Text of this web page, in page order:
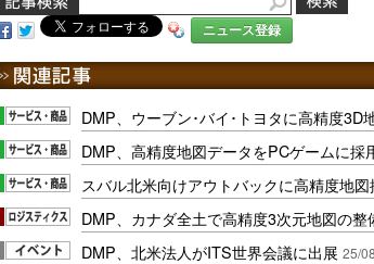
ニュース登録
DMP、ウーブン･バイ･トヨタに高精度3D
DMP、高精度地図データをPCゲームに採
スバル北米向けアウトバックに高精度地図
DMP、カナダ全土で高精度3次元地図の整
DMP、北米法人がITS世界会議に出展 25/